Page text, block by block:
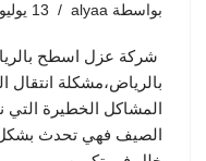
بواسطة alyaa 13 يوليو، 2024
شركة عزل اسطح
بالرياض،مشكلة انتقال
المشاكل الخطيرة
الصيف فهي تحدث بشكل